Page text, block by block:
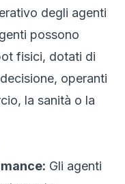
degli agenti
possono
fisici, dotati di
operanti
la sanità o la
Gli agenti